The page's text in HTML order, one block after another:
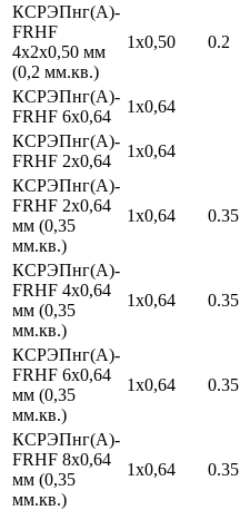
КСРЭПнг(А)-
FRHF
4х2х0,50 мм
(0,2 мм.кв.)
1х0,50 0.2
КСРЭПнг(А)-
FRHF 6х0,64
1х0,64
КСРЭПнг(А)-
FRHF 2х0,64
1х0,64
КСРЭПнг(А)-
FRHF 2х0,64
мм (0,35
мм.кв.)
1х0,64 0.35
КСРЭПнг(А)-
FRHF 4х0,64
мм (0,35
мм.кв.)
1х0,64 0.35
КСРЭПнг(А)-
FRHF 6х0,64
мм (0,35
мм.кв.)
1х0,64 0.35
КСРЭПнг(А)-
FRHF 8х0,64
мм (0,35
мм.кв.)
1х0,64 0.35